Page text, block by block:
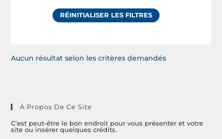
RÉINITIALISER LES FILTRES
Aucun résultat selon les critères demandés
À Propos De Ce Site
C’est peut-être le bon endroit pour vous présenter et votre
site ou insérer quelques crédits.